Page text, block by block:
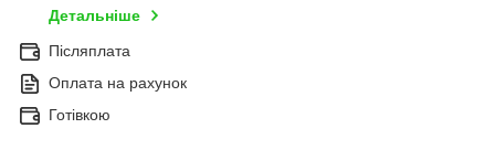
Детальніше
Післяплата
Оплата на рахунок
Готівкою